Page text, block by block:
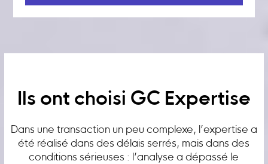
Ils ont choisi GC Expertise
Dans une transaction un peu complexe, l’expertise a
été réalisé dans des délais serrés, mais dans des
conditions sérieuses : l’analyse a dépassé le